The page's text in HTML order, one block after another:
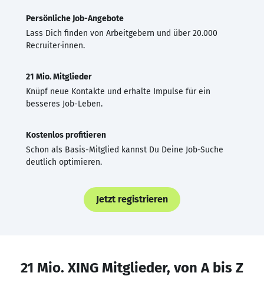
Persönliche Job-Angebote
Lass Dich finden von Arbeitgebern und über 20.000
Recruiter·innen.
21 Mio. Mitglieder
Knüpf neue Kontakte und erhalte Impulse für ein
besseres Job-Leben.
Kostenlos profitieren
Schon als Basis-Mitglied kannst Du Deine Job-Suche
deutlich optimieren.
Jetzt registrieren
21 Mio. XING Mitglieder, von A bis Z